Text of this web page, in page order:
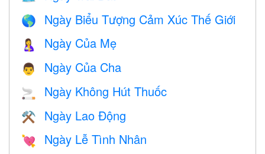
🌎 Ngày Biểu Tượng Cảm Xúc Thế Giới
🤱 Ngày Của Mẹ
👨 Ngày Của Cha
🚬 Ngày Không Hút Thuốc
⚒️ Ngày Lao Động
💘 Ngày Lễ Tình Nhân